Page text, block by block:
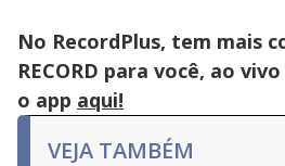
No RecordPlus, tem mais
RECORD para você, ao
o app aqui!
VEJA TAMBÉM